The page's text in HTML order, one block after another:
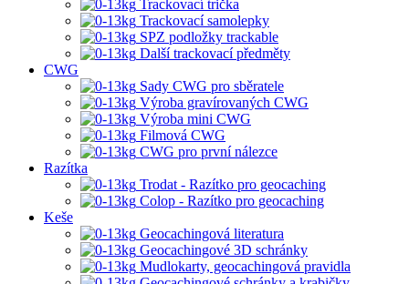
Trackovací trička
Trackovací samolepky
SPZ podložky trackable
Další trackovací předměty
CWG
Sady CWG pro sběratele
Výroba gravírovaných CWG
Výroba mini CWG
Filmová CWG
CWG pro první nálezce
Razítka
Trodat - Razítko pro geocaching
Colop - Razítko pro geocaching
Keše
Geocachingová literatura
Geocachingové 3D schránky
Mudlokarty, geocachingová pravidla